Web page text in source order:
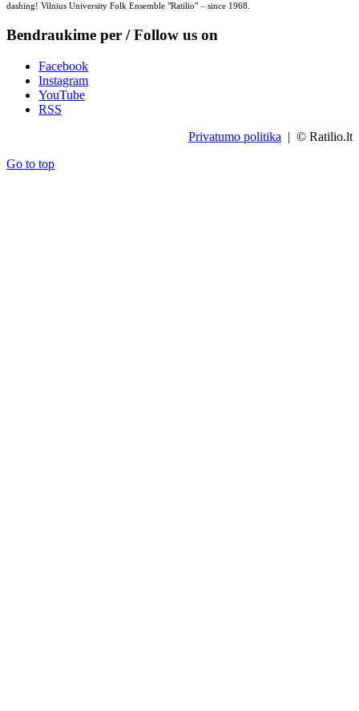
dashing! Vilnius University Folk Ensemble "Ratilio" – since 1968.
Bendraukime per / Follow us on
Facebook
Instagram
YouTube
RSS
Privatumo politika | © Ratilio.lt
Go to top